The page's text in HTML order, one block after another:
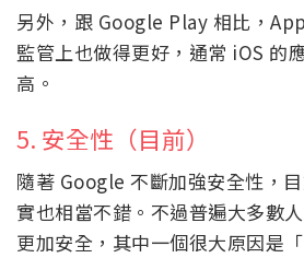
另外，跟 Google Play 相比，
監管上也做得更好，通常 iOS 的
高。
5. 安全性（目前）
隨著 Google 不斷加強安全性，
實也相當不錯。不過普遍大多數
更加安全，其中一個很大原因是